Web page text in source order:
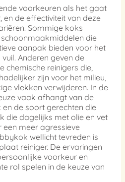
voorkeuren als het gaat
de effectiviteit van deze
Sommige koks
die
aanpak bieden voor het
Anderen geven de
reinigers die,
zijn voor het milieu,
vlekken verwijderen. In de
vaak afhangt van de
de soort gerechten die
die dagelijks met olie en vet
meer agressieve
wellicht tevreden is
reiniger. De ervaringen
voorkeur en
rol spelen in de keuze van